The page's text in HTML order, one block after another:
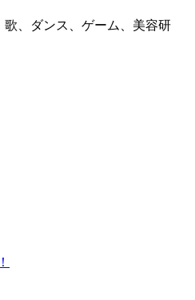
、ダンス、ゲーム、美容研